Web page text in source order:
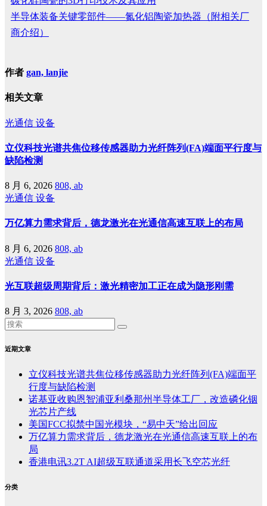
半导体装备关键零部件——氮化铝陶瓷加热器（附相关厂
商介绍）
作者 gan, lanjie
相关文章
光通信 设备
立仪科技光谱共焦位移传感器助力光纤阵列(FA)端面平行度与
缺陷检测
8 月 6, 2026 808, ab
光通信 设备
万亿算力需求背后，德龙激光在光通信高速互联上的布局
8 月 6, 2026 808, ab
光通信 设备
光互联超级周期背后：激光精密加工正在成为隐形刚需
8 月 3, 2026 808, ab
近期文章
立仪科技光谱共焦位移传感器助力光纤阵列(FA)端面平
行度与缺陷检测
诺基亚收购恩智浦亚利桑那州半导体工厂，改造磷化铟
光芯片产线
美国FCC拟禁中国光模块，“易中天”给出回应
万亿算力需求背后，德龙激光在光通信高速互联上的布
局
香港电讯3.2T AI超级互联通道采用长飞空芯光纤
分类